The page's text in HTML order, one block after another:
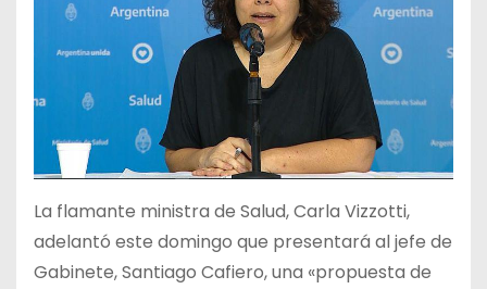
La flamante ministra de Salud, Carla Vizzotti,
adelantó este domingo que presentará al jefe de
Gabinete, Santiago Cafiero, una «propuesta de